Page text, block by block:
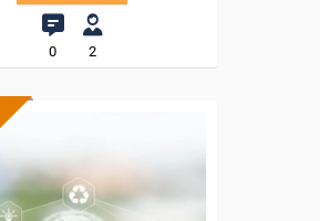
0 2
Formación 100%
subvencionada.